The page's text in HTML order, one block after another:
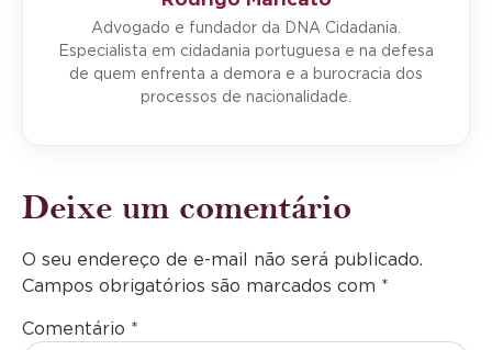
Advogado e fundador da DNA Cidadania.
Especialista em cidadania portuguesa e na defesa
de quem enfrenta a demora e a burocracia dos
processos de nacionalidade.
Deixe um comentário
O seu endereço de e-mail não será publicado.
Campos obrigatórios são marcados com *
Comentário *